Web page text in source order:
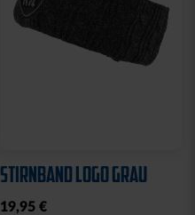
STIRNBAND LOGO GRAU
19,95 €